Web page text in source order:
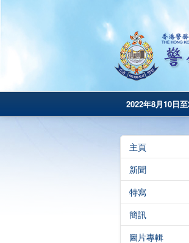
2022年8月10日
主頁
新聞
特寫
簡訊
圖片專輯